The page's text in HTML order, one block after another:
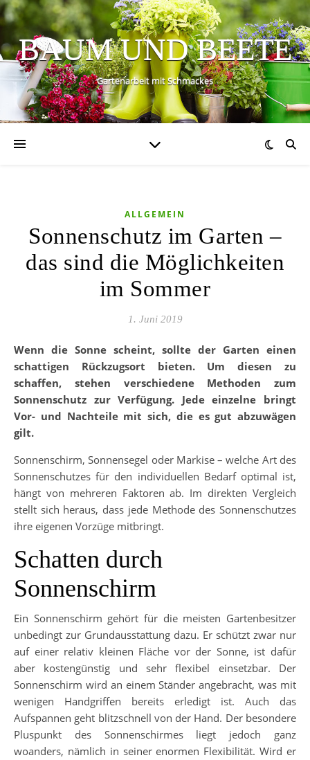
BAUM UND BEETE
Gartenarbeit mit Schmackes
ALLGEMEIN
Sonnenschutz im Garten –
das sind die Möglichkeiten
im Sommer
1. Juni 2019
Wenn die Sonne scheint, sollte der Garten einen
schattigen Rückzugsort bieten. Um diesen zu
schaffen, stehen verschiedene Methoden zum
Sonnenschutz zur Verfügung. Jede einzelne bringt
Vor- und Nachteile mit sich, die es gut abzuwägen
gilt.
Sonnenschirm, Sonnensegel oder Markise – welche Art des
Sonnenschutzes für den individuellen Bedarf optimal ist,
hängt von mehreren Faktoren ab. Im direkten Vergleich
stellt sich heraus, dass jede Methode des Sonnenschutzes
ihre eigenen Vorzüge mitbringt.
Schatten durch
Sonnenschirm
Ein Sonnenschirm gehört für die meisten Gartenbesitzer
unbedingt zur Grundausstattung dazu. Er schützt zwar nur
auf einer relativ kleinen Fläche vor der Sonne, ist dafür
aber kostengünstig und sehr flexibel einsetzbar. Der
Sonnenschirm wird an einem Ständer angebracht, was mit
wenigen Handgriffen bereits erledigt ist. Auch das
Aufspannen geht blitzschnell von der Hand. Der besondere
Pluspunkt des Sonnenschirmes liegt jedoch ganz
woanders, nämlich in seiner enormen Flexibilität. Wird er